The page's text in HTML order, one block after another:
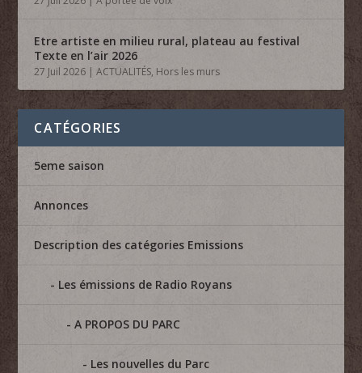
Etre artiste en milieu rural, plateau au festival
Texte en l’air 2026
27 Juil 2026 |ACTUALITÉS, Hors les murs
CATÉGORIES
5eme saison
Annonces
Description des catégories Emissions
Les émissions de Radio Royans
A PROPOS DU PARC
Les nouvelles du Parc